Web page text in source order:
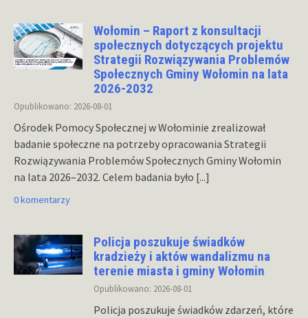
Wołomin – Raport z konsultacji
społecznych dotyczących projektu
Strategii Rozwiązywania Problemów
Społecznych Gminy Wołomin na lata
2026-2032
Opublikowano: 2026-08-01
Ośrodek Pomocy Społecznej w Wołominie zrealizował
badanie społeczne na potrzeby opracowania Strategii
Rozwiązywania Problemów Społecznych Gminy Wołomin
na lata 2026–2032. Celem badania było [...]
0 komentarzy
Policja poszukuje świadków
kradzieży i aktów wandalizmu na
terenie miasta i gminy Wołomin
Opublikowano: 2026-08-01
Policja poszukuje świadków zdarzeń, które